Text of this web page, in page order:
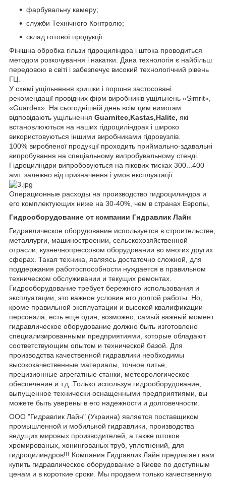
фарбувальну камеру;
служби Технічного Контролю;
склад готової продукції.
Фінішна обробка гільзи гідроциліндра і штока проводиться
методом розкочування і накатки. Дана технологія є найбільш
передовою в світі і забезпечує високий технологічний рівень
ГЦ.
У схемі ущільнення кришки і поршня застосовані
рекомендації провідних фірм виробників ущільнень «Simrit»,
«Guardex». На сьогоднішній день всім цим вимогам
відповідають ущільнення Guarnitec,Kastas,Halite, які
встановлюються на наших гідроциліндрах і широко
використовуються іншими виробниками гідровузлів.
100% виробленої продукції проходить приймально-здавальні
випробування на спеціальному випробувальному стенді.
Гідроциліндри випробовуються на пікових тисках 300...400
амт. залежно від призначення і умов експлуатації
Операционные расходы на производство гидроцилиндра и
его комплектующих ниже на 30-40%, чем в странах Европы,
Гидрооборудование от компании Гидравлик Лайн
Гидравлическое оборудование используется в строительстве,
металлурги, машиностроении, сельскохозяйственной
отрасли, кузнечнопрессовом оборудовании во многих других
сферах. Такая техника, являясь достаточно сложной, для
поддержания работоспособности нуждается в правильном
техническом обслуживании и текущих ремонтах.
Гидрооборудование требует бережного использования и
эксплуатации, это важное условие его долгой работы. Но,
кроме правильной эксплуатации и высокой квалификации
персонала, есть еще один, возможно, самый важный момент:
гидравлическое оборудование должно быть изготовлено
специализированными предприятиями, которые обладают
соответствующим опытом и технической базой. Для
производства качественной гидравлики необходимы
высококачественные материалы, точное литье,
прецизионные агрегатные станки, метеорологическое
обеспечение и т.д. Только используя гидрооборудование,
выпущенное технически оснащенными предприятиями, вы
можете быть уверены в его надежности и долговечности.
ООО "Гидравлик Лайн" (Украина) является поставщиком
промышленной и мобильной гидравлики, производства
ведущих мировых производителей, а также штоков
хромированых, хонингованых труб, уплотнений, для
гидроцилиндров!!! Компания Гидравлик Лайн предлагает вам
купить гидравлическое оборудование в Киеве по доступным
ценам и в короткие сроки. Мы продаем только качественную